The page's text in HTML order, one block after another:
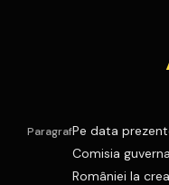
ParagrafPe data
Comisia
României la